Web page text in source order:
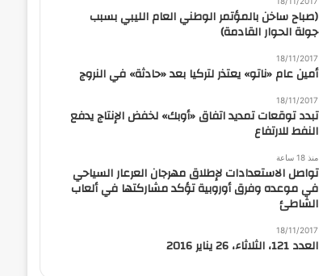
(صباح ساخن بالمؤتمر الوطني العام الليبي بسبب
جولة الحوار القادمة)
18/11/2017
أمين عام «ناتو» يعتذر لتركيا بعد «حادثة» في النروج
18/11/2017
تبدد توقعات تمديد اتفاق «أوبك» لخفض الإنتاج يدفع
النفط للارتفاع
منذ 18 ساعة
تواصل الاستعدادات لإطلاق مهرجان العرعار السياحي
في موعده وفرق أوروبية تؤكد مشاركتها في ألعاب
الشاطئ
18/11/2017
العدد 121، الثلاثاء، 26 يناير 2016